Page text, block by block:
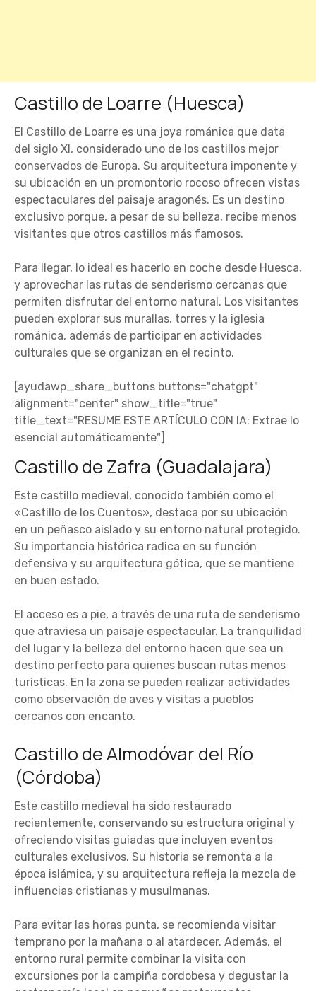
Castillo de Loarre (Huesca)
El Castillo de Loarre es una joya románica que data
del siglo XI, considerado uno de los castillos mejor
conservados de Europa. Su arquitectura imponente y
su ubicación en un promontorio rocoso ofrecen vistas
espectaculares del paisaje aragonés. Es un destino
exclusivo porque, a pesar de su belleza, recibe menos
visitantes que otros castillos más famosos.
Para llegar, lo ideal es hacerlo en coche desde Huesca,
y aprovechar las rutas de senderismo cercanas que
permiten disfrutar del entorno natural. Los visitantes
pueden explorar sus murallas, torres y la iglesia
románica, además de participar en actividades
culturales que se organizan en el recinto.
[ayudawp_share_buttons buttons="chatgpt"
alignment="center" show_title="true"
title_text="RESUME ESTE ARTÍCULO CON IA: Extrae lo
esencial automáticamente"]
Castillo de Zafra (Guadalajara)
Este castillo medieval, conocido también como el
«Castillo de los Cuentos», destaca por su ubicación
en un peñasco aislado y su entorno natural protegido.
Su importancia histórica radica en su función
defensiva y su arquitectura gótica, que se mantiene
en buen estado.
El acceso es a pie, a través de una ruta de senderismo
que atraviesa un paisaje espectacular. La tranquilidad
del lugar y la belleza del entorno hacen que sea un
destino perfecto para quienes buscan rutas menos
turísticas. En la zona se pueden realizar actividades
como observación de aves y visitas a pueblos
cercanos con encanto.
Castillo de Almodóvar del Río
(Córdoba)
Este castillo medieval ha sido restaurado
recientemente, conservando su estructura original y
ofreciendo visitas guiadas que incluyen eventos
culturales exclusivos. Su historia se remonta a la
época islámica, y su arquitectura refleja la mezcla de
influencias cristianas y musulmanas.
Para evitar las horas punta, se recomienda visitar
temprano por la mañana o al atardecer. Además, el
entorno rural permite combinar la visita con
excursiones por la campiña cordobesa y degustar la